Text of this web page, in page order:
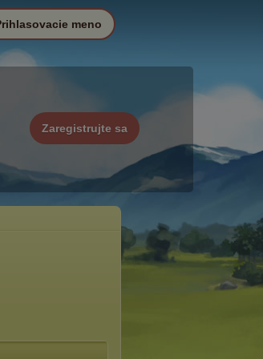
Zaregistrujte sa
meno